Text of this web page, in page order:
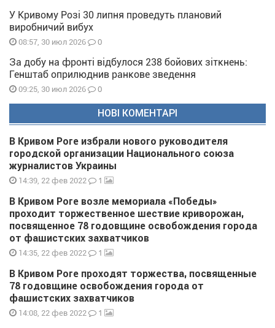
У Кривому Розі 30 липня проведуть плановий
виробничий вибух
08:57, 30 июл 2026 0
За добу на фронті відбулося 238 бойових зіткнень:
Генштаб оприлюднив ранкове зведення
09:25, 30 июл 2026 0
НОВІ КОМЕНТАРІ
В Кривом Роге избрали нового руководителя
городской организации Национального союза
журналистов Украины
14:39, 22 фев 2022 1
В Кривом Роге возле мемориала «Победы»
проходит торжественное шествие криворожан,
посвященное 78 годовщине освобождения города
от фашистских захватчиков
14:35, 22 фев 2022 1
В Кривом Роге проходят торжества, посвященные
78 годовщине освобождения города от
фашистских захватчиков
14:08, 22 фев 2022 1